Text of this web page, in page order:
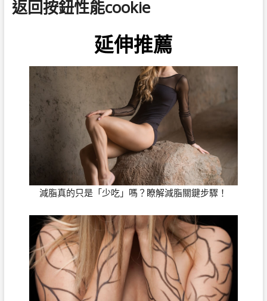
返回按鈕性能cookie
延伸推薦
減脂真的只是「少吃」嗎？瞭解減脂關鍵步驟！